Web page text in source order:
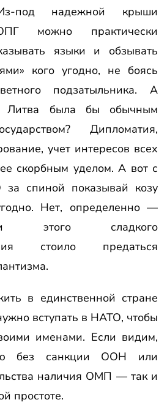
под надежной крыши
можно практически
языки и обзывать
кого угодно, не боясь
подзатыльника. А
Литва была бы обычным
Дипломатия,
учет интересов всех
скорбным уделом. А вот с
спиной показывай козу
Нет, определенно —
этого сладкого
стоило предаться
в единственной стране
вступать в НАТО, чтобы
именами. Если видим,
без санкции ООН или
наличия ОМП — так и
простоте.